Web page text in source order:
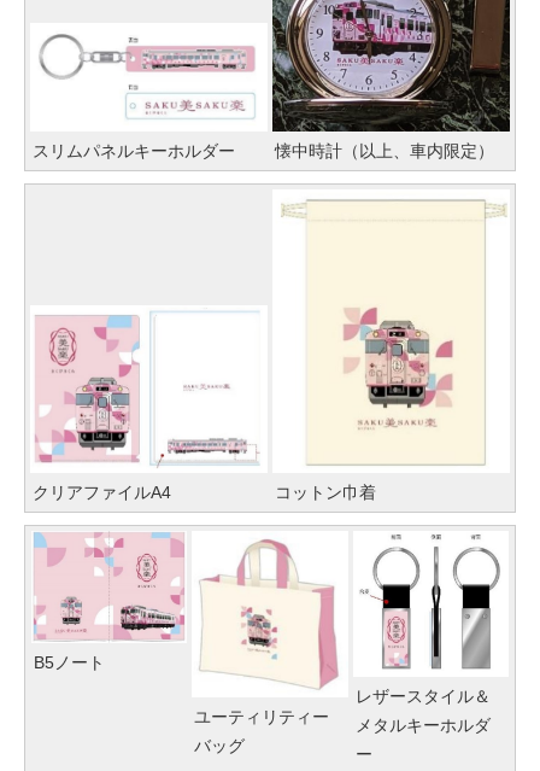
スリムパネルキーホルダー 懐中時計（以上、車内限定）
クリアファイルA4 コットン巾着
B5ノート
ユーティリティー
バッグ
レザースタイル＆
メタルキーホルダ
ー